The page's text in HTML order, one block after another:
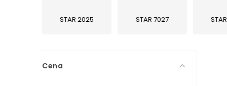
STAR 2025 STAR 7027
P
Cena